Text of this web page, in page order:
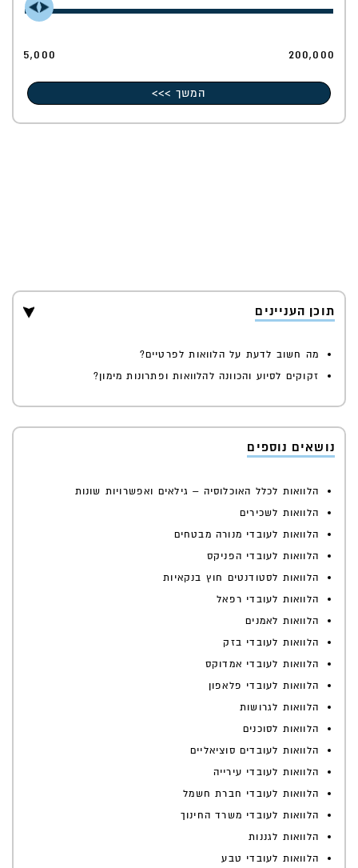
5,000 200,000
המשך >>>
תוכן העניינים
מה חשוב לדעת על הלוואות לפרטיים?
זקוקים לסיוע והכוונה להלוואות ופתרונות מימון?
נושאים נוספים
הלוואות לכלל האוכלוסיה – גילאים ואפשרויות שונות
הלוואות לשכירים
הלוואות לעובדי מנורה מבטחים
הלוואות לעובדי הפניקס
הלוואות לסטודנטים חוץ בנקאיות
הלוואות לעובדי רפאל
הלוואות לאמנים
הלוואות לעובדי בזק
הלוואות לעובדי אמדוקס
הלוואות לעובדי פלאפון
הלוואות לגרושות
הלוואות לסוכנים
הלוואות לעובדים סוציאליים
הלוואות לעובדי עירייה
הלוואות לעובדי חברת חשמל
הלוואות לעובדי משרד החינוך
הלוואות לגננות
הלוואות לעובדי טבע